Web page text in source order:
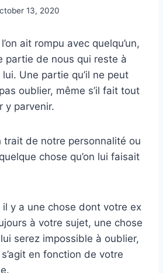
13, 2020
ait rompu avec quelqu’un,
partie de nous qui reste à
Une partie qu’il ne peut
oublier, même s’il fait tout
y parvenir.
trait de notre personnalité ou
chose qu’on lui faisait
il y a une chose dont votre ex
à votre sujet, une chose
serez impossible à oublier,
en fonction de votre